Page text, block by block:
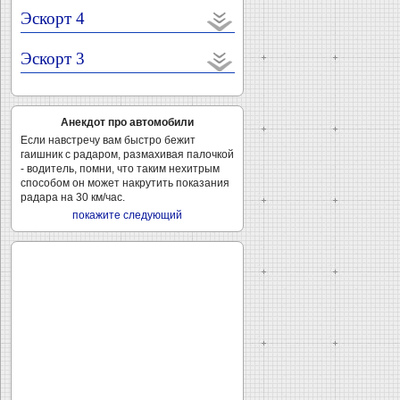
Эскорт 4
Эскорт 3
Анекдот про автомобили
Если навстречу вам быстро бежит
гаишник с радаром, размахивая палочкой
- водитель, помни, что таким нехитрым
способом он может накрутить показания
радара на 30 км/час.
покажите следующий